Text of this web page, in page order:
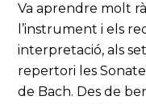
Va aprendre molt
l’instrument i els
interpretació, als
repertori les
de Bach. Des de